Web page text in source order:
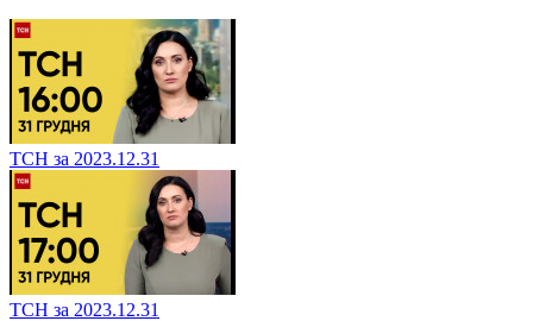
ТСН за 2023.12.31
ТСН за 2023.12.31